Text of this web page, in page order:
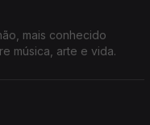
mais conhecido
música, arte e vida.